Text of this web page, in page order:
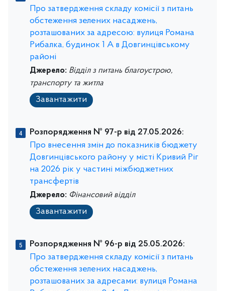
Про затвердження складу комісії з питань
обстеження зелених насаджень,
розташованих за адресою: вулиця Романа
Рибалка, будинок 1 А в Довгинцівському
районі
Джерело: Відділ з питань благоустрою,
транспорту та житла
Завантажити
Розпорядження № 97-р від 27.05.2026:
Про внесення змін до показників бюджету
Довгинцівського району у місті Кривий Ріг
на 2026 рік у частині міжбюджетних
трансфертів
Джерело: Фінансовий відділ
Завантажити
Розпорядження № 96-р від 25.05.2026:
Про затвердження складу комісії з питань
обстеження зелених насаджень,
розташованих за адресами: вулиця Романа